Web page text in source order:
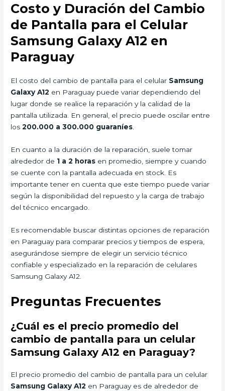
Costo y Duración del Cambio
de Pantalla para el Celular
Samsung Galaxy A12 en
Paraguay
El costo del cambio de pantalla para el celular Samsung
Galaxy A12 en Paraguay puede variar dependiendo del
lugar donde se realice la reparación y la calidad de la
pantalla utilizada. En general, el precio puede oscilar entre
los200.000 a 300.000 guaraníes
En cuanto a la duración de la reparación, suele tomar
alrededor de 1 a 2 horas en promedio, siempre y cuando
se cuente con la pantalla adecuada en stock. Es
importante tener en cuenta que este tiempo puede variar
según la disponibilidad del repuesto y la carga de trabajo
del técnico encargado.
Es recomendable buscar distintas opciones de reparación
en Paraguay para comparar precios y tiempos de espera,
asegurándose siempre de elegir un servicio técnico
confiable y especializado en la reparación de celulares
Samsung Galaxy A12.
Preguntas Frecuentes
¿Cuál es el precio promedio del
cambio de pantalla para un celular
Samsung Galaxy A12 en Paraguay?
El precio promedio del cambio de pantalla para un celular
Samsung Galaxy A12 en Paraguay es de alrededor de